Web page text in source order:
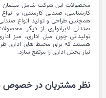
محصولات این شرکت شامل مبلمان
کارشناسی، صندلی کارمندی، و
همچنین طراحی و تولید انواع
صندلی لابراتواری از دیگر
تولیداتی چون مبل اداری، میز
هستند که برای محیط های اداری
نیاز بخش اداری را مرتفع سازد.
نظر مشتریان در خصوص